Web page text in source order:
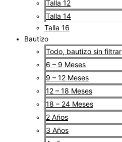
Talla 12
Talla 14
Talla 16
Bautizo
Todo, bautizo sin filtrar
6 – 9 Meses
9 – 12 Meses
12 – 18 Meses
18 – 24 Meses
2 Años
3 Años